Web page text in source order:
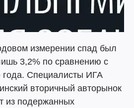
измерении спад был
3,2% по сравнению с
Специалисты ИГА
вторичный авторынок
из подержанных